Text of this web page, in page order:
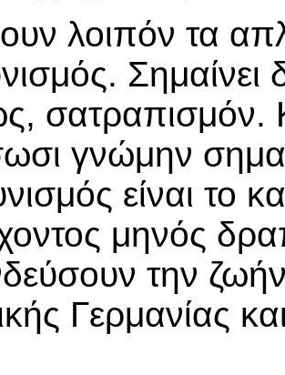
λοιπόν τα
Σημαίνει
σατραπισμόν.
γνώμην
είναι το
μηνός
την
Γερμανίας